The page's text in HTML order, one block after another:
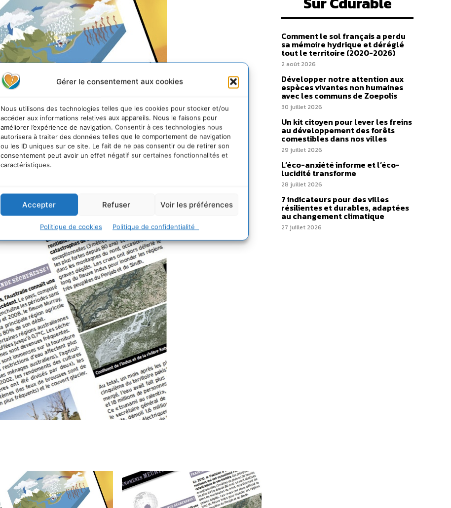
Gérer le consentement aux cookies
Nous utilisons des technologies telles que les cookies pour stocker et/ou
accéder aux informations relatives aux appareils. Nous le faisons pour
améliorer l’expérience de navigation. Consentir à ces technologies nous
autorisera à traiter des données telles que le comportement de navigation
ou les ID uniques sur ce site. Le fait de ne pas consentir ou de retirer son
consentement peut avoir un effet négatif sur certaines fonctionnalités et
caractéristiques.
Accepter Refuser Voir les préférences
Politique de cookies Politique de confidentialité
Comment le sol français a perdu
sa mémoire hydrique et déréglé
tout le territoire (2020-2026)
2 août 2026
Développer notre attention aux
espèces vivantes non humaines
avec les communs de Zoepolis
30 juillet 2026
Un kit citoyen pour lever les freins
au développement des forêts
comestibles dans nos villes
29 juillet 2026
L’éco-anxiété informe et l’éco-
lucidité transforme
28 juillet 2026
7 indicateurs pour des villes
résilientes et durables, adaptées
au changement climatique
27 juillet 2026